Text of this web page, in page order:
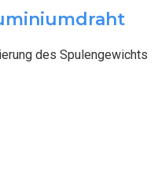
des Spulengewichts